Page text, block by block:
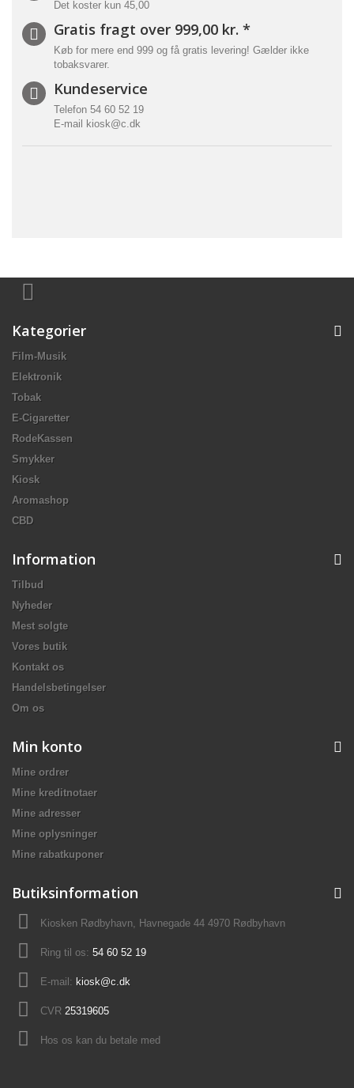
Det koster kun 45,00
Gratis fragt over 999,00 kr. *
Køb for mere end 999 og få gratis levering! Gælder ikke
tobaksvarer.
Kundeservice
Telefon 54 60 52 19
E-mail
kiosk@c.dk
Kategorier
Film-Musik
Elektronik
Tobak
E-Cigaretter
RodeKassen
Smykker
Kiosk
Aromashop
CBD
Information
Tilbud
Nyheder
Mest solgte
Vores butik
Kontakt os
Handelsbetingelser
Om os
Min konto
Mine ordrer
Mine kreditnotaer
Mine adresser
Mine oplysninger
Mine rabatkuponer
Butiksinformation
Kiosken Rødbyhavn, Havnegade 44 4970 Rødbyhavn
Ring til os: 54 60 52 19
E-mail: kiosk@c.dk
CVR 25319605
Hos os kan du betale med